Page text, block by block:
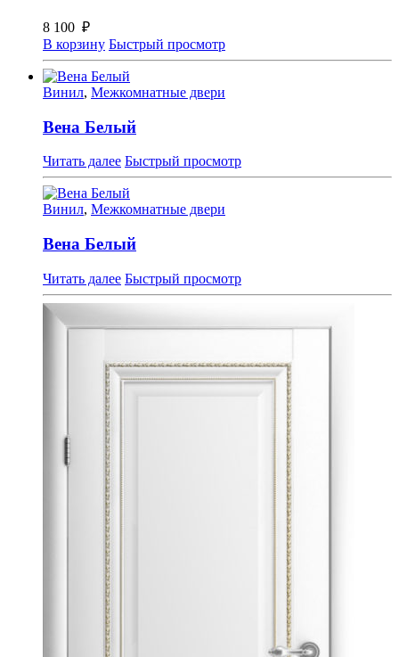
8 100 ₽
В корзину Быстрый просмотр
Винил, Межкомнатные двери
Вена Белый
Читать далее Быстрый просмотр
Винил, Межкомнатные двери
Вена Белый
Читать далее Быстрый просмотр